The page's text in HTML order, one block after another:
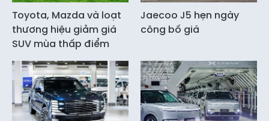
Toyota, Mazda và loạt
thương hiệu giảm giá
SUV mùa thấp điểm
Jaecoo J5 hẹn ngày
công bố giá